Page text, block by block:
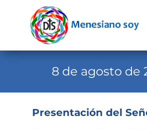
Evangelio
8 de agosto de
Presentación del